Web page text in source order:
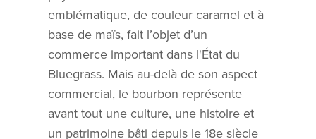
emblématique, de couleur caramel et à
base de maïs, fait l’objet d’un
commerce important dans l'État du
Bluegrass. Mais au-delà de son aspect
commercial, le bourbon représente
avant tout une culture, une histoire et
un patrimoine bâti depuis le 18e siècle